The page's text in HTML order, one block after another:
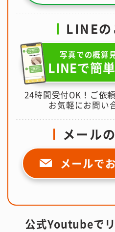
LINEの
写真での概算
LINEで簡
24時間受付OK！ご依
お気軽にお問い
メール
メールで
公式Youtubeで